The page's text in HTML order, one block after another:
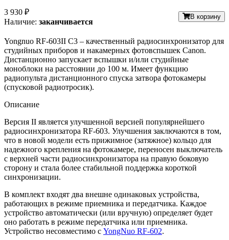
3 930 ₽
Наличие: заканчивается
В корзину
Yongnuo RF-603II C3 – качественный радиосинхронизатор для
студийных приборов и накамерных фотовспышек Canon.
Дистанционно запускает вспышки и/или студийные
моноблоки на расстоянии до 100 м. Имеет функцию
радиопульта дистанционного спуска затвора фотокамеры
(спусковой радиотросик).
Описание
Версия II является улучшенной версией популярнейшего
радиосинхронизатора RF-603. Улучшения заключаются в том,
что в новой модели есть прижимное (затяжное) кольцо для
надежного крепления на фотокамере, переносен выключатель
с верхней части радиосинхронизатора на правую боковую
сторону и стала более стабильной поддержка короткой
синхронизации.
В комплект входят два внешне одинаковых устройства,
работающих в режиме приемника и передатчика. Каждое
устройство автоматически (или вручную) определяет будет
оно работать в режиме передатчика или приемника.
Устройство несовместимо с YongNuo RF-602.